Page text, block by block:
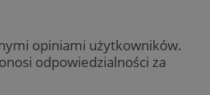
opiniami użytkowników.
odpowiedzialności za